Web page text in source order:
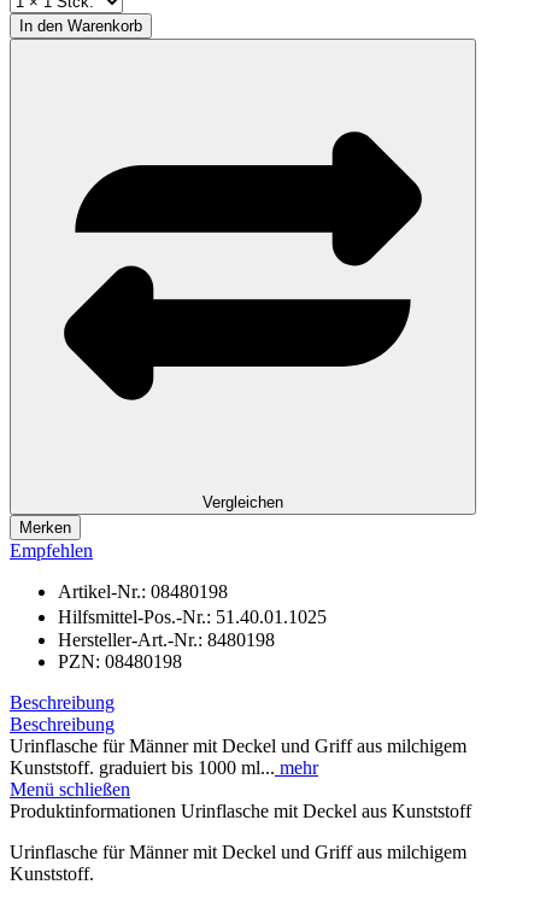
In den Warenkorb
Vergleichen
Merken
Empfehlen
Artikel-Nr.: 08480198
Hilfsmittel-Pos.-Nr.: 51.40.01.1025
Hersteller-Art.-Nr.: 8480198
PZN: 08480198
Beschreibung
Beschreibung
Urinflasche für Männer mit Deckel und Griff aus milchigem
Kunststoff. graduiert bis 1000 ml... mehr
Menü schließen
Produktinformationen Urinflasche mit Deckel aus Kunststoff
Urinflasche für Männer mit Deckel und Griff aus milchigem
Kunststoff.